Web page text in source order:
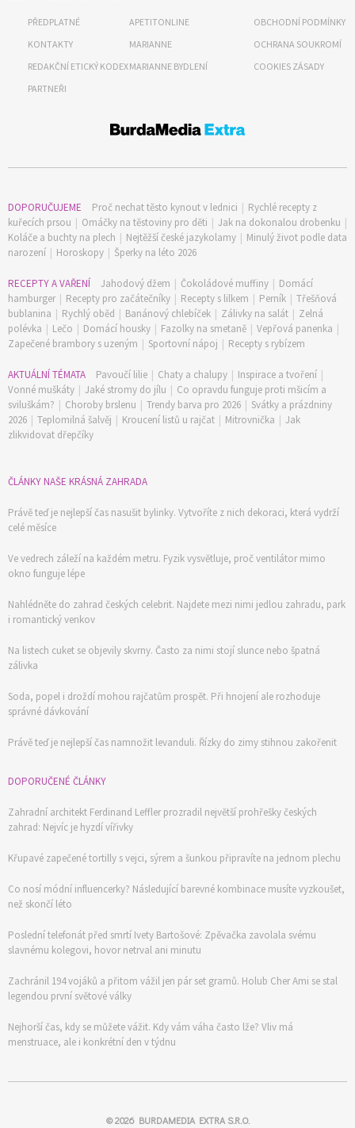
PŘEDPLATNÉ
KONTAKTY
REDAKČNÍ ETICKÝ KODEX
PARTNEŘI
APETITONLINE
MARIANNE
MARIANNE BYDLENÍ
OBCHODNÍ PODMÍNKY
OCHRANA SOUKROMÍ
COOKIES ZÁSADY
DOPORUČUJEME Proč nechat těsto kynout v lednici | Rychlé recepty z
kuřecích prsou | Omáčky na těstoviny pro děti | Jak na dokonalou drobenku |
Koláče a buchty na plech | Nejtěžší české jazykolamy | Minulý život podle data
narození | Horoskopy | Šperky na léto 2026
RECEPTY A VAŘENÍ Jahodový džem | Čokoládové muffiny | Domácí
hamburger | Recepty pro začátečníky | Recepty s lilkem | Perník | Třešňová
bublanina | Rychlý oběd | Banánový chlebíček | Zálivky na salát | Zelná
polévka | Lečo | Domácí housky | Fazolky na smetaně | Vepřová panenka |
Zapečené brambory s uzeným | Sportovní nápoj | Recepty s rybízem
AKTUÁLNÍ TÉMATA Pavoučí lilie | Chaty a chalupy | Inspirace a tvoření |
Vonné muškáty | Jaké stromy do jílu | Co opravdu funguje proti mšicím a
sviluškám? | Choroby brslenu | Trendy barva pro 2026 | Svátky a prázdniny
2026 | Teplomilná šalvěj | Kroucení listů u rajčat | Mitrovnička | Jak
zlikvidovat dřepčíky
ČLÁNKY NAŠE KRÁSNÁ ZAHRADA
Právě teď je nejlepší čas nasušit bylinky. Vytvoříte z nich dekoraci, která vydrží
celé měsíce
Ve vedrech záleží na každém metru. Fyzik vysvětluje, proč ventilátor mimo
okno funguje lépe
Nahlédněte do zahrad českých celebrit. Najdete mezi nimi jedlou zahradu, park
i romantický venkov
Na listech cuket se objevily skvrny. Často za nimi stojí slunce nebo špatná
zálivka
Soda, popel i droždí mohou rajčatům prospět. Při hnojení ale rozhoduje
správné dávkování
Právě teď je nejlepší čas namnožit levanduli. Řízky do zimy stihnou zakořenit
DOPORUČENÉ ČLÁNKY
Zahradní architekt Ferdinand Leffler prozradil největší prohřešky českých
zahrad: Nejvíc je hyzdí vířivky
Křupavé zapečené tortilly s vejci, sýrem a šunkou připravíte na jednom plechu
Co nosí módní influencerky? Následující barevné kombinace musíte vyzkoušet,
než skončí léto
Poslední telefonát před smrtí Ivety Bartošové: Zpěvačka zavolala svému
slavnému kolegovi, hovor netrval ani minutu
Zachránil 194 vojáků a přitom vážil jen pár set gramů. Holub Cher Ami se stal
legendou první světové války
Nejhorší čas, kdy se můžete vážit. Kdy vám váha často lže? Vliv má
menstruace, ale i konkrétní den v týdnu
© 2026 BURDAMEDIA EXTRA S.R.O.